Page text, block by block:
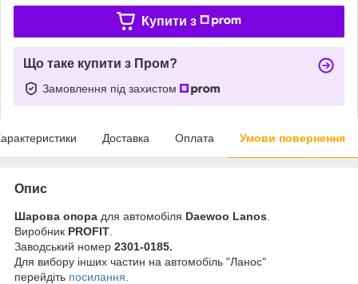
Купити з
Що таке купити з Пром?
Замовлення під захистом
Доставка Оплата Умови повернення
Опис
Шарова опора для автомобіля Daewoo Lanos
Виробник PROFIT
Заводський номер 2301-0185.
Для вибору інших частин на автомобіль "Ланос"
перейдіть посилання